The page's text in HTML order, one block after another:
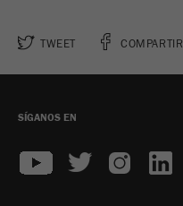
TWEET COMPARTIR
SÍGANOS EN